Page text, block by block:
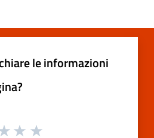
le informazioni